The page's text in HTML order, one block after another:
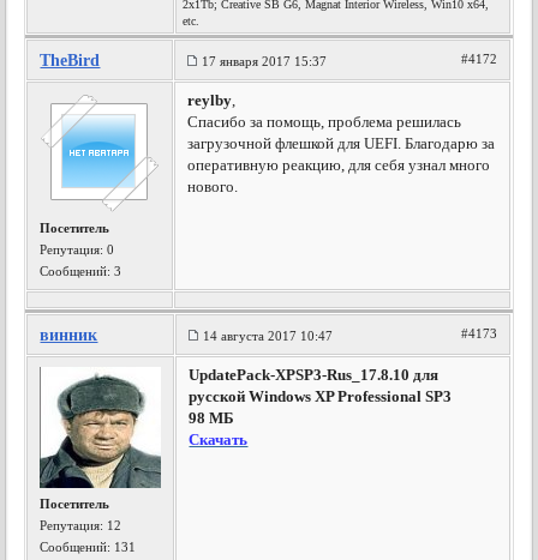
2x1Tb; Creative SB G6, Magnat Interior Wireless, Win10 x64,
etc.
TheBird 17 января 2017 15:37 #4172
Посетитель
Репутация:0
Сообщений: 3
reylby,
Спасибо за помощь, проблема решилась
загрузочной флешкой для UEFI. Благодарю за
оперативную реакцию, для себя узнал много
нового.
винник 14 августа 2017 10:47 #4173
Посетитель
Репутация: 12
Сообщений: 131
UpdatePack-XPSP3-Rus_17.8.10 для
русской Windows XP Professional SP3
98 МБ
Скачать